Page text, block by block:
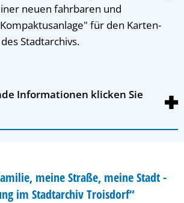
neuen fahrbaren und
für den Karten-
Stadtarchivs.
Informationen klicken Sie
meine Straße, meine Stadt -
im Stadtarchiv Troisdorf“